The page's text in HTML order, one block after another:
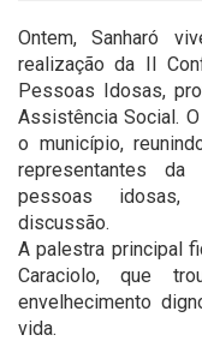
Ontem, Sanharó
realização da II
Pessoas Idosas,
Assistência Social.
o município,
representantes da
pessoas idosas,
discussão.
A palestra principal
Caraciolo, que
envelhecimento
vida.